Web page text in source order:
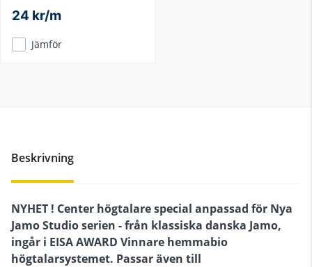
24 kr/m
Jämför
Beskrivning
NYHET ! Center högtalare special anpassad för Nya
Jamo Studio serien - från klassiska danska Jamo,
ingår i EISA AWARD Vinnare hemmabio
högtalarsystemet. Passar även till